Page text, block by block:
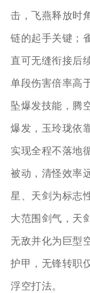
击，飞燕释放时
链的起手关键；
直可无缝衔接后
单段伤害倍率高
坠爆发技能，腾
爆发，玉玲珑依
实现全程不落地
被动，清怪效率
星、天剑为标志
大范围剑气，天
无敌并化为巨型
护甲，无锋转职
浮空打法。